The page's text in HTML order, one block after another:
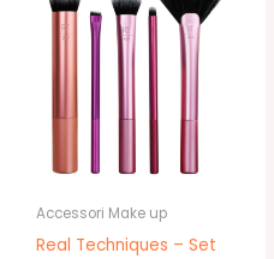
Accessori Make up
Real Techniques – Set